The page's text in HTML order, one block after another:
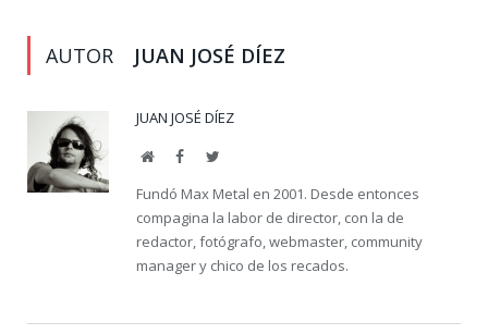
AUTOR JUAN JOSÉ DÍEZ
JUAN JOSÉ DÍEZ
WebsiteFacebookTwitter
Fundó Max Metal en 2001. Desde entonces
compagina la labor de director, con la de
redactor, fotógrafo, webmaster, community
manager y chico de los recados.